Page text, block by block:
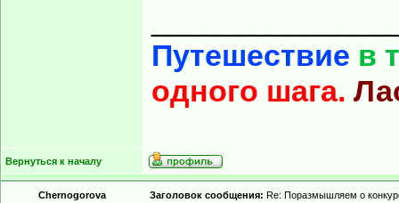
Путешествие в
одного шага.
Вернуться к началу
Chernogorova Заголовок сообщения: Re: Поразмышляем о